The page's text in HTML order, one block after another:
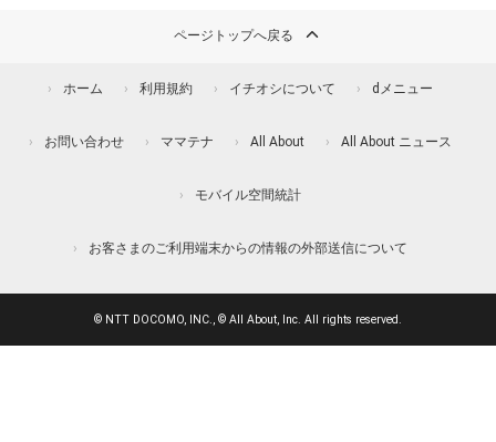
ページトップへ戻る
ホーム 利用規約 イチオシについて dメニュー
お問い合わせ ママテナ All About All About ニュース
モバイル空間統計
お客さまのご利用端末からの情報の外部送信について
© NTT DOCOMO, INC., © All About, Inc. All rights reserved.